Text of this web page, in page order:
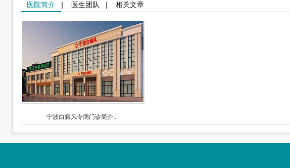
医院简介 | 医生团队 | 相关文章
宁波白癜风专病门诊简介..